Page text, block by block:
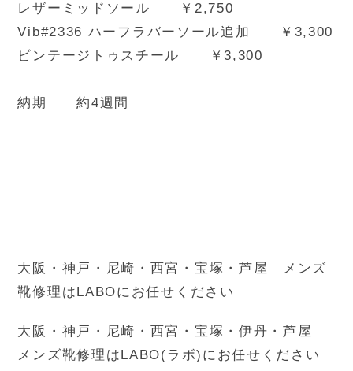
レザーミッドソール ￥2,750
Vib#2336 ハーフラバーソール追加 ￥3,300
ビンテージトゥスチール ￥3,300
納期 約4週間
大阪・神戸・尼崎・西宮・宝塚・芦屋 メンズ
靴修理はLABOにお任せください
大阪・神戸・尼崎・西宮・宝塚・伊丹・芦屋
メンズ靴修理はLABO(ラボ)にお任せください